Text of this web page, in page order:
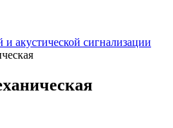
и акустической сигнализации